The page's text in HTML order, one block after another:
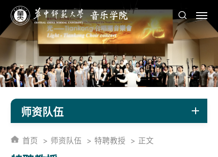
师资队伍
首页 师资队伍 特聘教授 正文